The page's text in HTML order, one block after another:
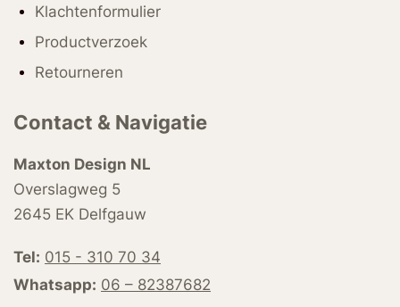
Klachtenformulier
Productverzoek
Retourneren
Contact & Navigatie
Maxton Design NL
Overslagweg 5
2645 EK Delfgauw
Tel: 015 - 310 70 34
Whatsapp: 06 – 82387682